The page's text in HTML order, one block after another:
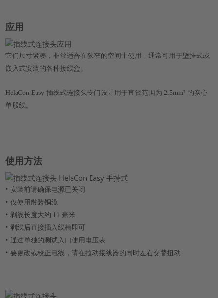
应用
它们尺寸紧凑，非常适合在狭窄的空间中使用，通常可用于壁挂式或
嵌入式安装的各种接线盒。
HelaCon Easy 插线式连接头专门设计用于直径范围为 2.5mm² 的实心
单股线。
使用方法
•安装前请确保电源已关闭
•仅使用散装铜缆
•剥线长度大约 11 毫米
•剥线后直接插入线槽即可
•通过单独的测试入口使用电压表
•要更改或校正电线，请在拉动接线器的同时左右交替扭动